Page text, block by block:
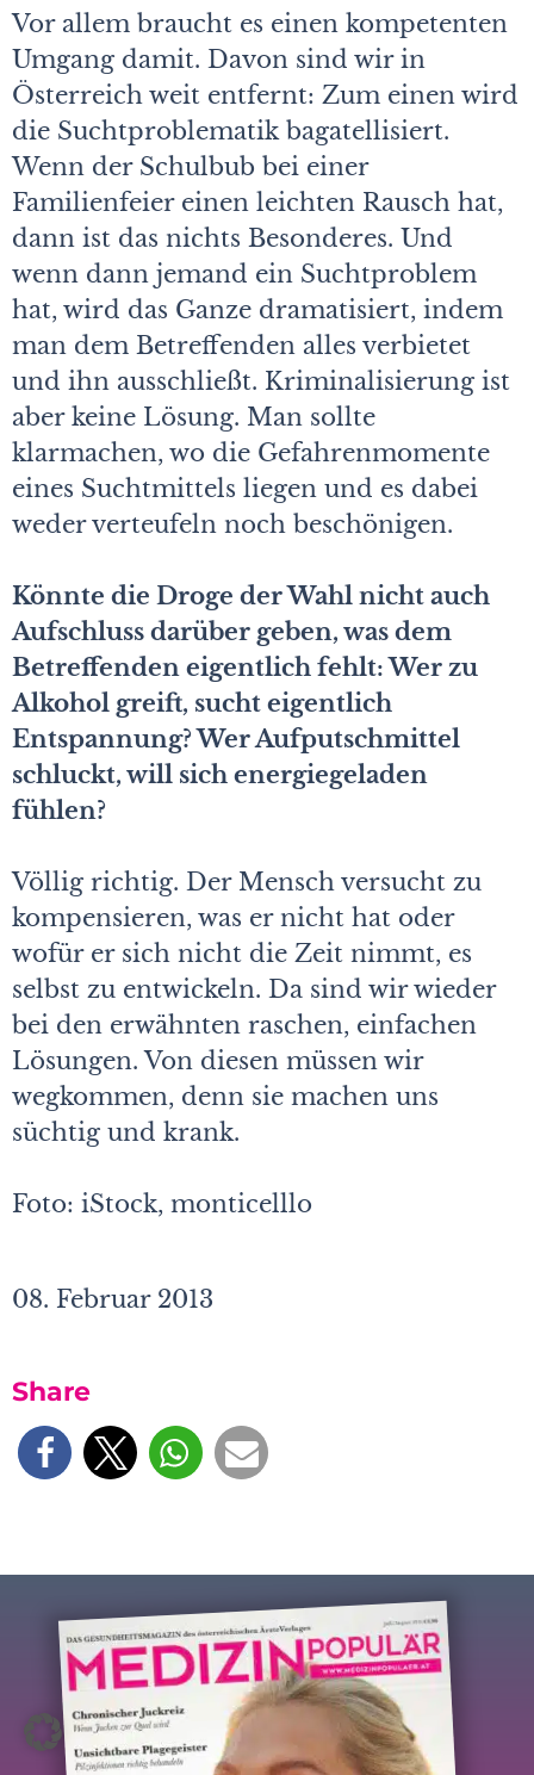
Vor allem braucht es einen kompetenten
Umgang damit. Davon sind wir in
Österreich weit entfernt: Zum einen wird
die Suchtproblematik bagatellisiert.
Wenn der Schulbub bei einer
Familienfeier einen leichten Rausch hat,
dann ist das nichts Besonderes. Und
wenn dann jemand ein Suchtproblem
hat, wird das Ganze dramatisiert, indem
man dem Betreffenden alles verbietet
und ihn ausschließt. Kriminalisierung ist
aber keine Lösung. Man sollte
klarmachen, wo die Gefahrenmomente
eines Suchtmittels liegen und es dabei
weder verteufeln noch beschönigen.
Könnte die Droge der Wahl nicht auch
Aufschluss darüber geben, was dem
Betreffenden eigentlich fehlt: Wer zu
Alkohol greift, sucht eigentlich
Entspannung? Wer Aufputschmittel
schluckt, will sich energiegeladen
fühlen?
Völlig richtig. Der Mensch versucht zu
kompensieren, was er nicht hat oder
wofür er sich nicht die Zeit nimmt, es
selbst zu entwickeln. Da sind wir wieder
bei den erwähnten raschen, einfachen
Lösungen. Von diesen müssen wir
wegkommen, denn sie machen uns
süchtig und krank.
Foto: iStock, monticelllo
08. Februar 2013
Share